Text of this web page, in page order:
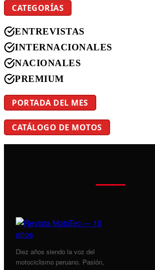
CATEGORÍAS
ENTREVISTAS
INTERNACIONALES
NACIONALES
PREMIUM
PORTADA DEL MES
CATÁLOGO DE MOTOS
Diez años siendo la voz del
motociclismo peruano. Pasión,